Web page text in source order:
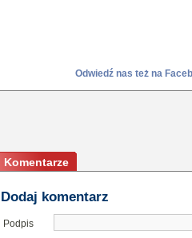
Odwiedź nas też na
Komentarze
Dodaj komentarz
Podpis